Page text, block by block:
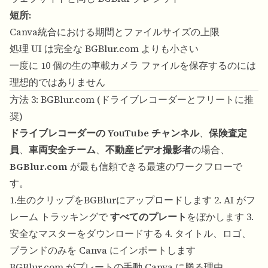
短所:
Canva統合における期間とファイルサイズの上限
処理 UI は完全な BGBlur.com よりも小さい
一度に 10 個の生の車載カメラ ファイルを保存するのには
理想的ではありません
方法 3: BGBlur.com (ドライブレコーダーとフリートに推
奨)
ドライブレコーダーの YouTube チャンネル、 保険査定
員、 車両安全チーム、 不動産ビデオ撮影者の場合、
BGBlur.com が最も信頼できる最速のワークフローで
す。
1.生のクリップをBGBlurにアップロードします 2. AI がフ
レーム トラッキングですべてのプレート をぼかします 3.
安全なマスターをダウンロードする 4. タイトル、ロゴ、
ブランドのみを Canva にインポートします